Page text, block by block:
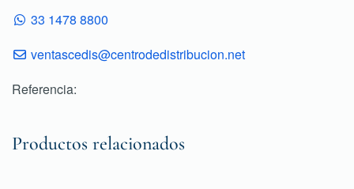
33 1478 8800
ventascedis@centrodedistribucion.net
Referencia:
Productos relacionados